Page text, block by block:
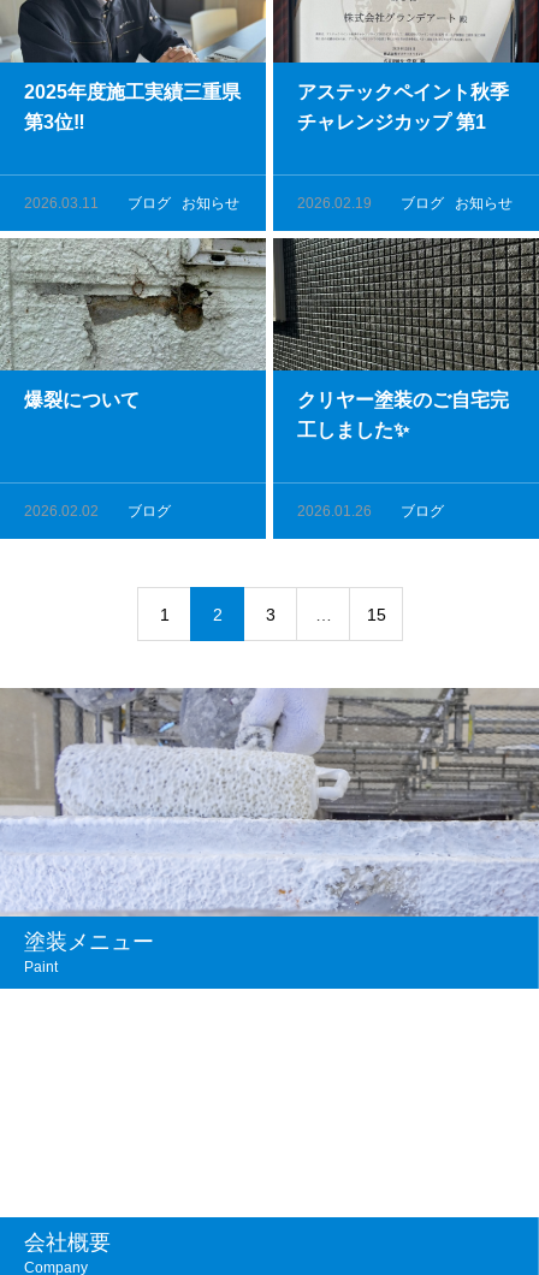
2025年度施工実績三重県
第3位‼
2026.03.11 ブログ お知らせ
アステックペイント秋季
チャレンジカップ 第1
2026.02.19 ブログ お知らせ
爆裂について
2026.02.02 ブログ
クリヤー塗装のご自宅完
工しました✨
2026.01.26 ブログ
1 2 3 … 15
塗装メニュー
Paint
会社概要
Company